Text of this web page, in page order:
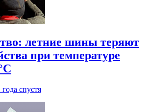
летние шины теряют
при температуре
года спустя